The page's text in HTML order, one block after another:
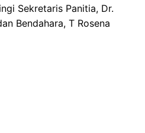
Sekretaris Panitia, Dr.
Bendahara, T Rosena